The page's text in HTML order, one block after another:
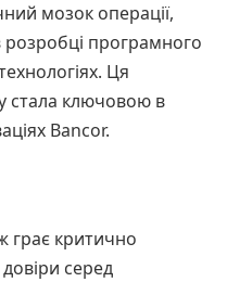
мозок операції,
розробці програмного
Ця
стала ключовою в
Bancor.
грає критично
серед